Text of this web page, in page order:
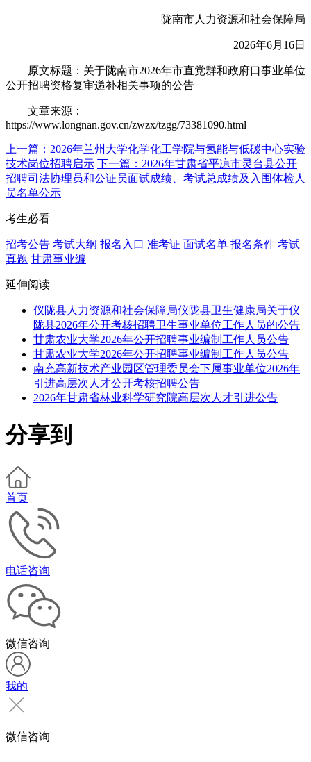
陇南市人力资源和社会保障局
2026年6月16日
原文标题：关于陇南市2026年市直党群和政府口事业单位
公开招聘资格复审递补相关事项的公告
文章来源：
https://www.longnan.gov.cn/zwzx/tzgg/73381090.html
上一篇：2026年兰州大学化学化工学院与氢能与低碳中心实验
技术岗位招聘启示 下一篇：2026年甘肃省平凉市灵台县公开
招聘司法协理员和公证员面试成绩、考试总成绩及入围体检人
员名单公示
考生必看
招考公告 考试大纲 报名入口 准考证 面试名单 报名条件 考试
真题 甘肃事业编
延伸阅读
仪陇县人力资源和社会保障局仪陇县卫生健康局关于仪
陇县2026年公开考核招聘卫生事业单位工作人员的公告
甘肃农业大学2026年公开招聘事业编制工作人员公告
甘肃农业大学2026年公开招聘事业编制工作人员公告
南充高新技术产业园区管理委员会下属事业单位2026年
引进高层次人才公开考核招聘公告
2026年甘肃省林业科学研究院高层次人才引进公告
分享到
首页
电话咨询
微信咨询
我的
微信咨询